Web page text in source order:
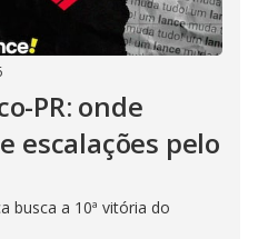
PR: onde
escalações pelo
busca a 10ª vitória do